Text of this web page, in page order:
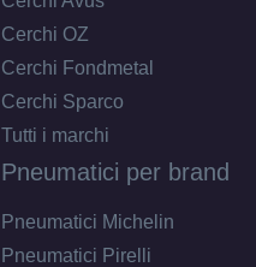
Cerchi OZ
Cerchi Fondmetal
Cerchi Sparco
Tutti i marchi
Pneumatici per brand
Pneumatici Michelin
Pneumatici Pirelli